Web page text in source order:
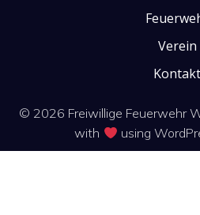
Verein
Kontakt
© 2026 Freiwillige Feuerwehr
with
using